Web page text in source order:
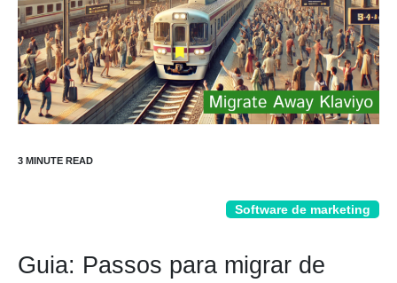
Software de marketing
Guia: Passos para migrar de